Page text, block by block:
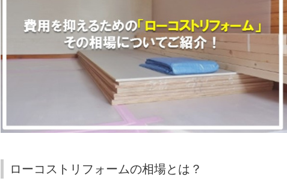
ローコストリフォームの相場とは？